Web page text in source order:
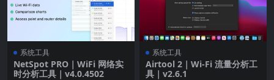
系统工具
NetSpot PRO｜WiFi 网络实
时分析工具｜v4.0.4502
系统工具
Airtool 2｜Wi-Fi 流量分析工
具｜v2.6.1